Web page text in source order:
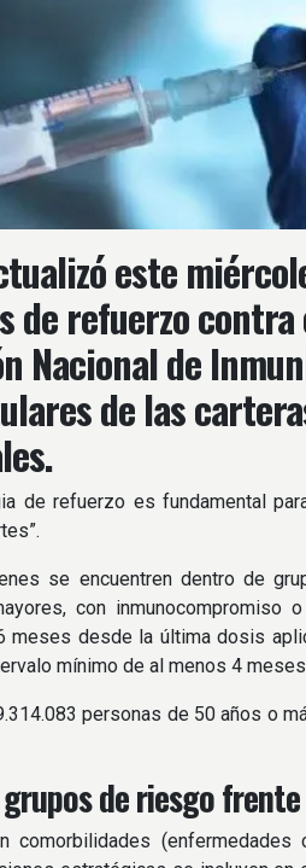
este
de refuerzo
Nacional de
de las
de refuerzo es fundamental
se encuentren dentro de
con
meses desde la última dosis
mínimo de al menos 4
personas de 50 años o
de riesgo